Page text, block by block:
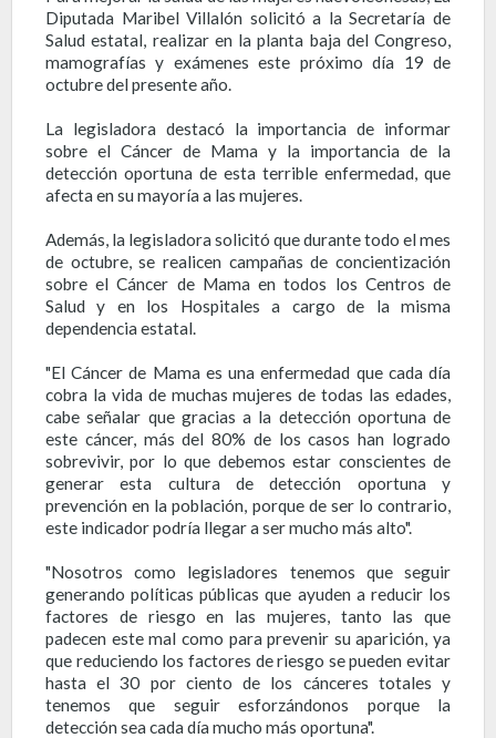
Diputada Maribel Villalón solicitó a la Secretaría de
Salud estatal, realizar en la planta baja del Congreso,
mamografías y exámenes este próximo día 19 de
octubre del presente año.
La legisladora destacó la importancia de informar
sobre el Cáncer de Mama y la importancia de la
detección oportuna de esta terrible enfermedad, que
afecta en su mayoría a las mujeres.
Además, la legisladora solicitó que durante todo el mes
de octubre, se realicen campañas de concientización
sobre el Cáncer de Mama en todos los Centros de
Salud y en los Hospitales a cargo de la misma
dependencia estatal.
"El Cáncer de Mama es una enfermedad que cada día
cobra la vida de muchas mujeres de todas las edades,
cabe señalar que gracias a la detección oportuna de
este cáncer, más del 80% de los casos han logrado
sobrevivir, por lo que debemos estar conscientes de
generar esta cultura de detección oportuna y
prevención en la población, porque de ser lo contrario,
este indicador podría llegar a ser mucho más alto".
"Nosotros como legisladores tenemos que seguir
generando políticas públicas que ayuden a reducir los
factores de riesgo en las mujeres, tanto las que
padecen este mal como para prevenir su aparición, ya
que reduciendo los factores de riesgo se pueden evitar
hasta el 30 por ciento de los cánceres totales y
tenemos que seguir esforzándonos porque la
detección sea cada día mucho más oportuna".